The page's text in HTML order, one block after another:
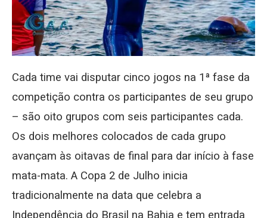
Cada time vai disputar cinco jogos na 1ª fase da
competição contra os participantes de seu grupo
– são oito grupos com seis participantes cada.
Os dois melhores colocados de cada grupo
avançam às oitavas de final para dar início à fase
mata-mata. A Copa 2 de Julho inicia
tradicionalmente na data que celebra a
Independência do Brasil na Bahia e tem entrada